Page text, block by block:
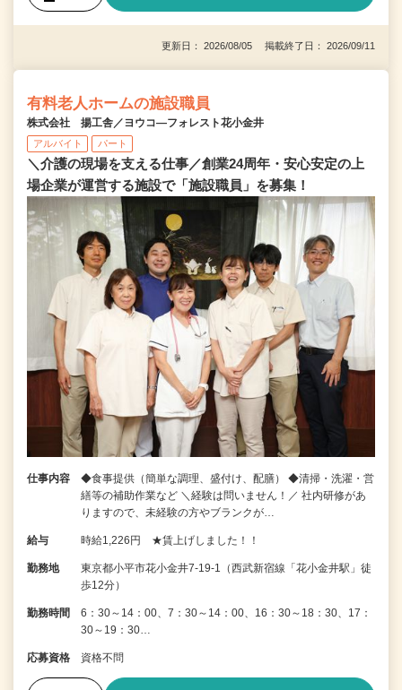
更新日： 2026/08/05 掲載終了日： 2026/09/11
有料老人ホームの施設職員
株式会社 揚工舎／ヨウコ―フォレスト花小金井
アルバイト パート
＼介護の現場を支える仕事／創業24周年・安心安定の上
場企業が運営する施設で「施設職員」を募集！
仕事内容
◆食事提供（簡単な調理、盛付け、配膳） ◆清掃・洗濯・営
繕等の補助作業など ＼経験は問いません！／ 社内研修があ
りますので、未経験の方やブランクが…
給与 時給1,226円 ★賃上げしました！！
勤務地
東京都小平市花小金井7‐19‐1（西武新宿線「花小金井駅」徒
歩12分）
勤務時間
6：30～14：00、7：30～14：00、16：30～18：30、17：
30～19：30…
応募資格 資格不問